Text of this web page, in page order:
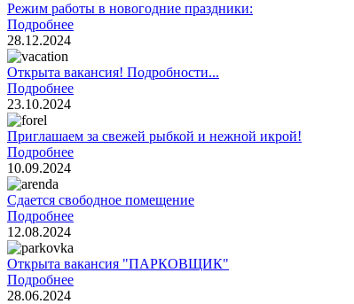
Режим работы в новогодние праздники:
Подробнее
28.12.2024
Открыта вакансия! Подробности...
Подробнее
23.10.2024
Приглашаем за свежей рыбкой и нежной икрой!
Подробнее
10.09.2024
Сдается свободное помещение
Подробнее
12.08.2024
Открыта вакансия "ПАРКОВЩИК"
Подробнее
28.06.2024